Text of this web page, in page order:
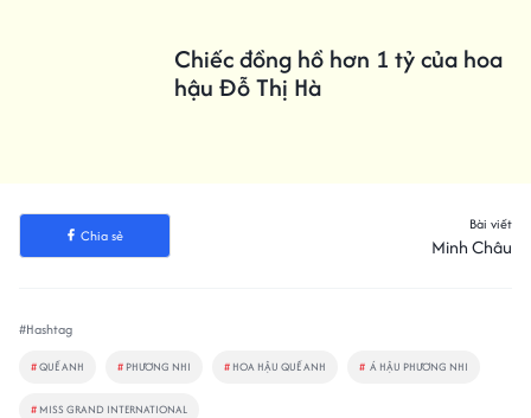
Chiếc đồng hồ hơn 1 tỷ của hoa
hậu Đỗ Thị Hà
Chia sẻ
Bài viết
Minh Châu
#Hashtag
#QUẾ ANH # PHƯƠNG NHI # HOA HẬU QUẾ ANH # Á HẬU PHƯƠNG NHI
# MISS GRAND INTERNATIONAL